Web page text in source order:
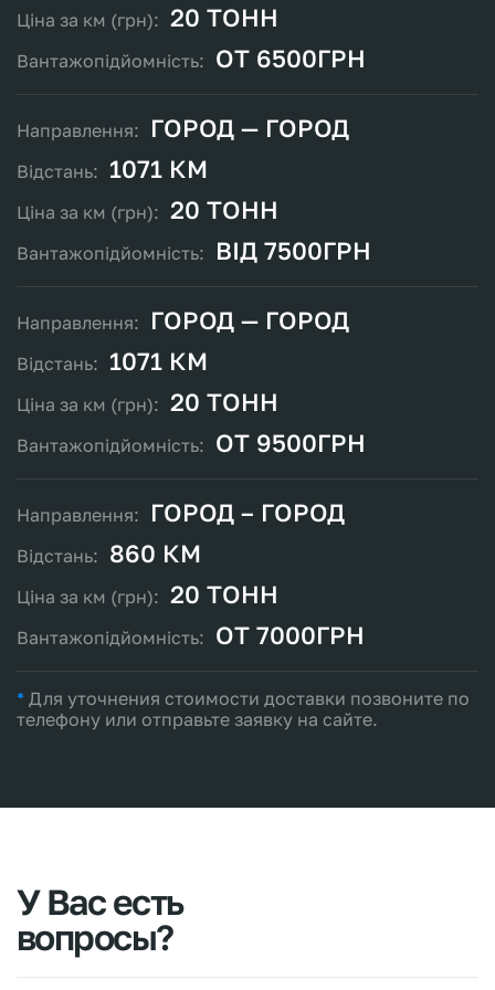
20 ТОНН
ОТ 6500ГРН
ГОРОД — ГОРОД
1071 КМ
20 ТОНН
ВІД 7500ГРН
ГОРОД — ГОРОД
1071 КМ
20 ТОНН
ОТ 9500ГРН
ГОРОД – ГОРОД
860 КМ
20 ТОНН
ОТ 7000ГРН
* Для уточнения стоимости доставки позвоните по
телефону или отправьте заявку на сайте.
У Васесть
вопросы?